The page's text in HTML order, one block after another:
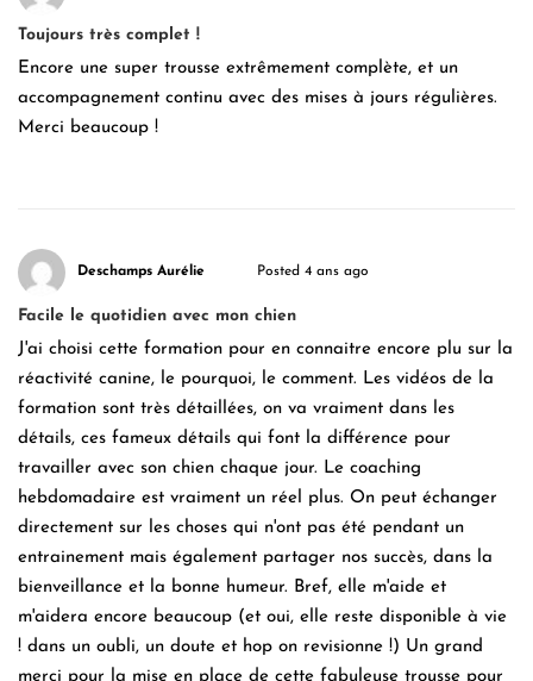
Toujours très complet !
Encore une super trousse extrêmement complète, et un
accompagnement continu avec des mises à jours régulières.
Merci beaucoup !
Deschamps Aurélie Posted 4 ans ago
Facile le quotidien avec mon chien
J'ai choisi cette formation pour en connaitre encore plu sur la
réactivité canine, le pourquoi, le comment. Les vidéos de la
formation sont très détaillées, on va vraiment dans les
détails, ces fameux détails qui font la différence pour
travailler avec son chien chaque jour. Le coaching
hebdomadaire est vraiment un réel plus. On peut échanger
directement sur les choses qui n'ont pas été pendant un
entrainement mais également partager nos succès, dans la
bienveillance et la bonne humeur. Bref, elle m'aide et
m'aidera encore beaucoup (et oui, elle reste disponible à vie
! dans un oubli, un doute et hop on revisionne !) Un grand
merci pour la mise en place de cette fabuleuse trousse pour